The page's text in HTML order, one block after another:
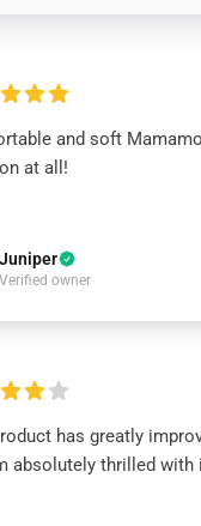
and soft
at all!
Juniper
Verified owner
has greatly
absolutely thrilled with